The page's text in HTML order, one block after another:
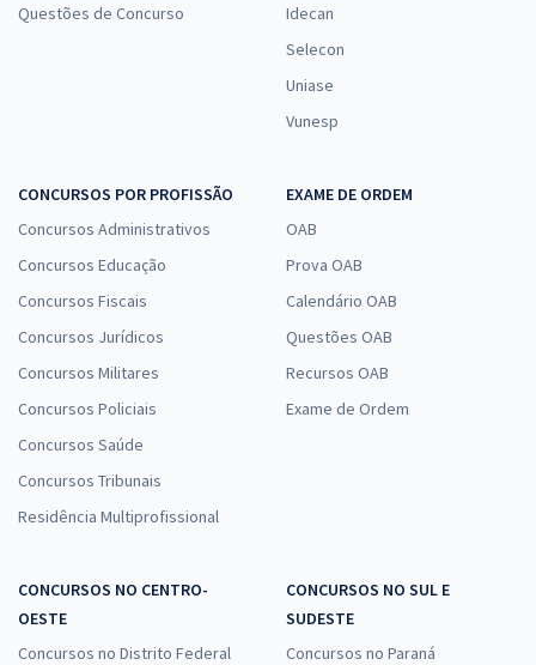
Questões de Concurso
Idecan
Selecon
Uniase
Vunesp
CONCURSOS POR PROFISSÃO
Concursos Administrativos
Concursos Educação
Concursos Fiscais
Concursos Jurídicos
Concursos Militares
Concursos Policiais
Concursos Saúde
Concursos Tribunais
Residência Multiprofissional
EXAME DE ORDEM
OAB
Prova OAB
Calendário OAB
Questões OAB
Recursos OAB
Exame de Ordem
CONCURSOS NO CENTRO-
OESTE
Concursos no Distrito Federal
CONCURSOS NO SUL E
SUDESTE
Concursos no Paraná